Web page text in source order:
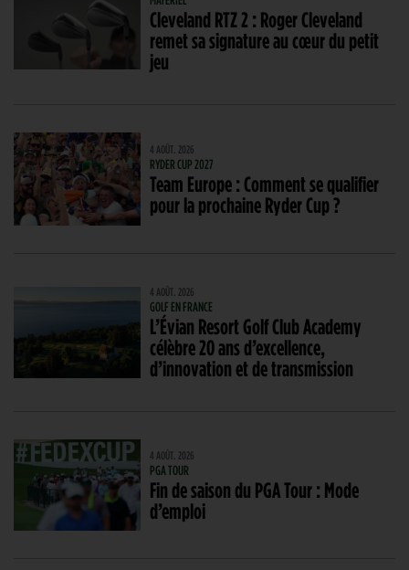
Cleveland RTZ 2 : Roger Cleveland
remet sa signature au cœur du petit
jeu
4 AOÛT. 2026
RYDER CUP 2027
Team Europe : Comment se qualifier
pour la prochaine Ryder Cup ?
4 AOÛT. 2026
GOLF EN FRANCE
L’Évian Resort Golf Club Academy
célèbre 20 ans d’excellence,
d’innovation et de transmission
4 AOÛT. 2026
PGA TOUR
Fin de saison du PGA Tour : Mode
d’emploi